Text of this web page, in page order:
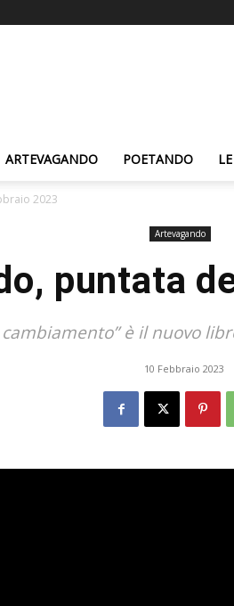
ARTEVAGANDO POETANDO
2023
Artevagando
puntata
cambiamento” è il nuovo
10 Febbraio 2023